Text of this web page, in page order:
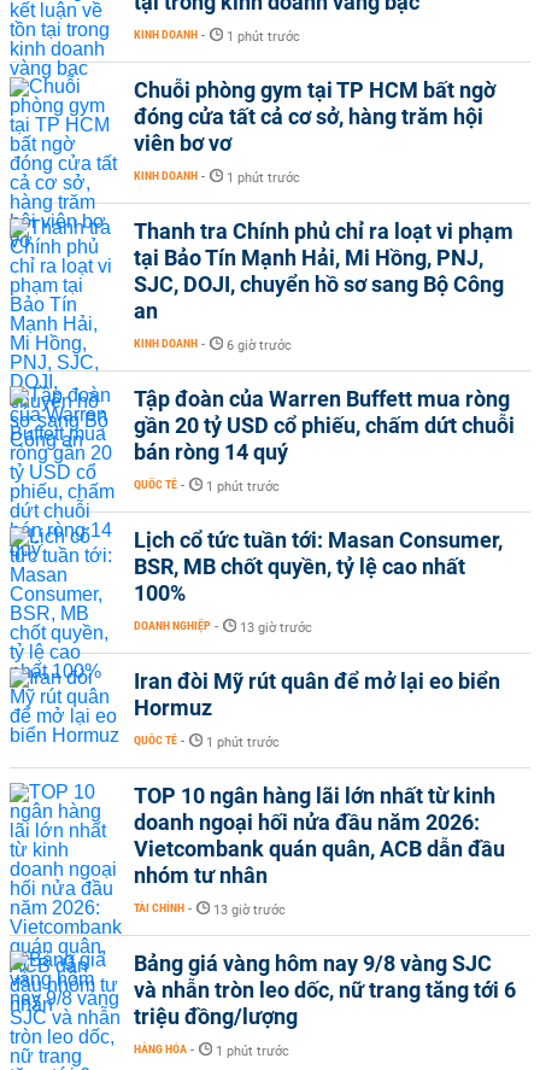
KINH DOANH - 1 phút trước
Chuỗi phòng gym tại TP HCM bất ngờ
đóng cửa tất cả cơ sở, hàng trăm hội
viên bơ vơ
KINH DOANH - 1 phút trước
Thanh tra Chính phủ chỉ ra loạt vi phạm
tại Bảo Tín Mạnh Hải, Mi Hồng, PNJ,
SJC, DOJI, chuyển hồ sơ sang Bộ Công
an
KINH DOANH - 6 giờ trước
Tập đoàn của Warren Buffett mua ròng
gần 20 tỷ USD cổ phiếu, chấm dứt chuỗi
bán ròng 14 quý
QUỐC TẾ - 1 phút trước
Lịch cổ tức tuần tới: Masan Consumer,
BSR, MB chốt quyền, tỷ lệ cao nhất
100%
DOANH NGHIỆP - 13 giờ trước
Iran đòi Mỹ rút quân để mở lại eo biển
Hormuz
QUỐC TẾ - 1 phút trước
TOP 10 ngân hàng lãi lớn nhất từ kinh
doanh ngoại hối nửa đầu năm 2026:
Vietcombank quán quân, ACB dẫn đầu
nhóm tư nhân
TÀI CHÍNH - 13 giờ trước
Bảng giá vàng hôm nay 9/8 vàng SJC
và nhẫn tròn leo dốc, nữ trang tăng tới 6
triệu đồng/lượng
HÀNG HÓA - 1 phút trước